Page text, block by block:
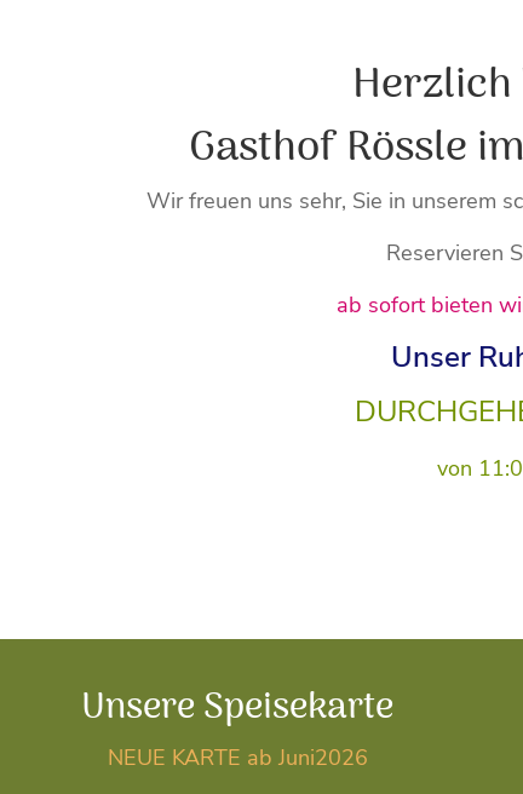
Gasthof Rössle
Wir freuen uns sehr, Sie in unserem
Reservieren
ab sofort bieten
Unser
von
Unsere Speisekarte
NEUE KARTE ab Juni2026